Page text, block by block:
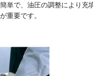
単で、油圧の調整により充
重要です。